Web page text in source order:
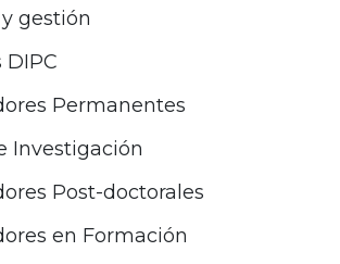
gestión
DIPC
Permanentes
Investigación
Post-doctorales
en Formación